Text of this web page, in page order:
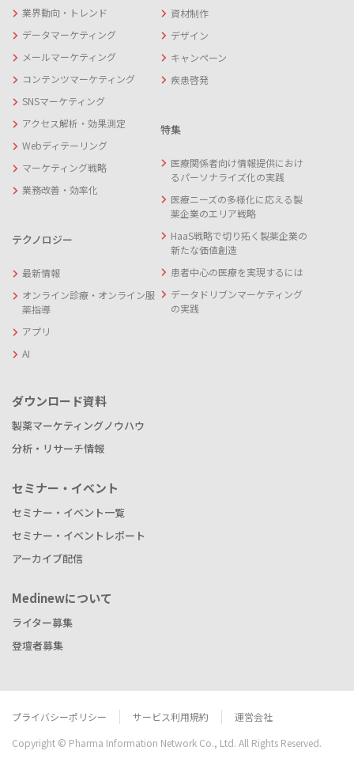
業界動向・トレンド
データマーケティング
メールマーケティング
コンテンツマーケティング
SNSマーケティング
アクセス解析・効果測定
Webディテーリング
マーケティング戦略
業務改善・効率化
テクノロジー
最新情報
オンライン診療・オンライン服
薬指導
アプリ
AI
資材制作
デザイン
キャンペーン
疾患啓発
特集
医療関係者向け情報提供におけ
るパーソナライズ化の実践
医療ニーズの多様化に応える製
薬企業のエリア戦略
HaaS戦略で切り拓く製薬企業の
新たな価値創造
患者中心の医療を実現するには
データドリブンマーケティング
の実践
ダウンロード資料
製薬マーケティングノウハウ
分析・リサーチ情報
セミナー・イベント
セミナー・イベント一覧
セミナー・イベントレポート
アーカイブ配信
Medinewについて
ライター募集
登壇者募集
プライバシーポリシー サービス利用規約
運営会社
Copyright © Pharma Information Network Co., Ltd. All Rights Reserved.